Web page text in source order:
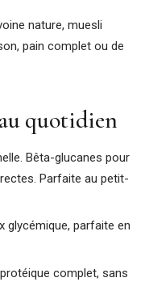
nature, muesli
pain complet ou de
quotidien
Bêta-glucanes pour
Parfaite au petit-
glycémique, parfaite en
complet, sans